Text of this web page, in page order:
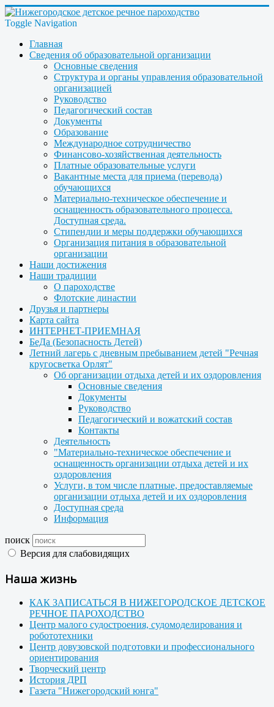
Toggle Navigation
Главная
Сведения об образовательной организации
Основные сведения
Структура и органы управления образовательной
организацией
Руководство
Педагогический состав
Документы
Образование
Международное сотрудничество
Финансово-хозяйственная деятельность
Платные образовательные услуги
Вакантные места для приема (перевода)
обучающихся
Материально-техническое обеспечение и
оснащенность образовательного процесса.
Доступная среда.
Стипендии и меры поддержки обучающихся
Организация питания в образовательной
организации
Наши достижения
Наши традиции
О пароходстве
Флотские династии
Друзья и партнеры
Карта сайта
ИНТЕРНЕТ-ПРИЕМНАЯ
БеДа (Безопасность Детей)
Летний лагерь с дневным пребыванием детей "Речная
кругосветка Орлят"
Об организации отдыха детей и их оздоровления
Основные сведения
Документы
Руководство
Педагогический и вожатский состав
Контакты
Деятельность
"Материально-техническое обеспечение и
оснащенность организации отдыха детей и их
оздоровления
Услуги, в том числе платные, предоставляемые
организации отдыха детей и их оздоровления
Доступная среда
Информация
поиск
Версия для слабовидящих
Наша жизнь
КАК ЗАПИСАТЬСЯ В НИЖЕГОРОДСКОЕ ДЕТСКОЕ
РЕЧНОЕ ПАРОХОДСТВО
Центр малого судостроения, судомоделирования и
робототехники
Центр довузовской подготовки и профессионального
ориентирования
Творческий центр
История ДРП
Газета "Нижегородский юнга"